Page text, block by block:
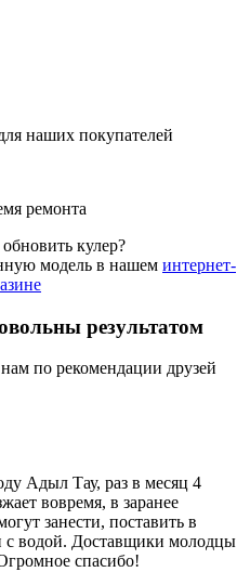
наших покупателей
ремонта
кулер?
модель в нашем интернет-
результатом
по рекомендации друзей
Адыл Тау, раз в месяц 4
вовремя, в заранее
занести, поставить в
с водой. Доставщики молодцы
спасибо!